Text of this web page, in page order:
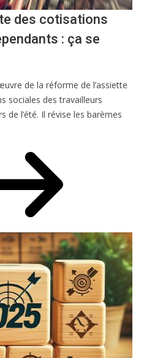
des cotisations
: ça se
de la réforme de l’assiette
sociales des travailleurs
de l’été. Il révise les barèmes